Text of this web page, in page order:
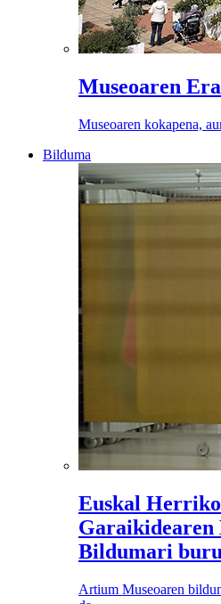
Museoaren
Museoaren kokapena,
Bilduma
Euskal
Garaikidearen
Bildumari
Artium Museoaren